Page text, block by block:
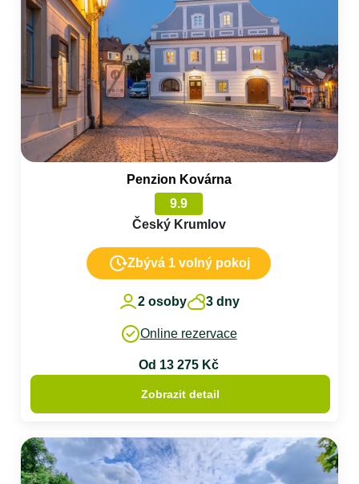
Penzion Kovárna
9.9
Český Krumlov
Zbývá 1 volný pokoj
2 osoby 3 dny
Online rezervace
Od 13 275 Kč
Zobrazit detail